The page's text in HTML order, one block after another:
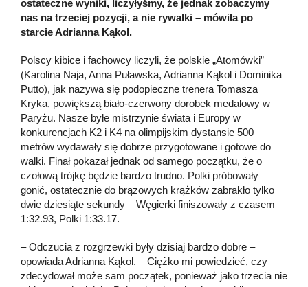
ostateczne wyniki, liczyłyśmy, że jednak zobaczymy
nas na trzeciej pozycji, a nie rywalki – mówiła po
starcie Adrianna Kąkol.
Polscy kibice i fachowcy liczyli, że polskie „Atomówki”
(Karolina Naja, Anna Puławska, Adrianna Kąkol i Dominika
Putto), jak nazywa się podopieczne trenera Tomasza
Kryka, powiększą biało-czerwony dorobek medalowy w
Paryżu. Nasze byłe mistrzynie świata i Europy w
konkurencjach K2 i K4 na olimpijskim dystansie 500
metrów wydawały się dobrze przygotowane i gotowe do
walki. Finał pokazał jednak od samego początku, że o
czołową trójkę będzie bardzo trudno. Polki próbowały
gonić, ostatecznie do brązowych krążków zabrakło tylko
dwie dziesiąte sekundy – Węgierki finiszowały z czasem
1:32.93, Polki 1:33.17.
– Odczucia z rozgrzewki były dzisiaj bardzo dobre –
opowiada Adrianna Kąkol. – Ciężko mi powiedzieć, czy
zdecydował może sam początek, ponieważ jako trzecia nie